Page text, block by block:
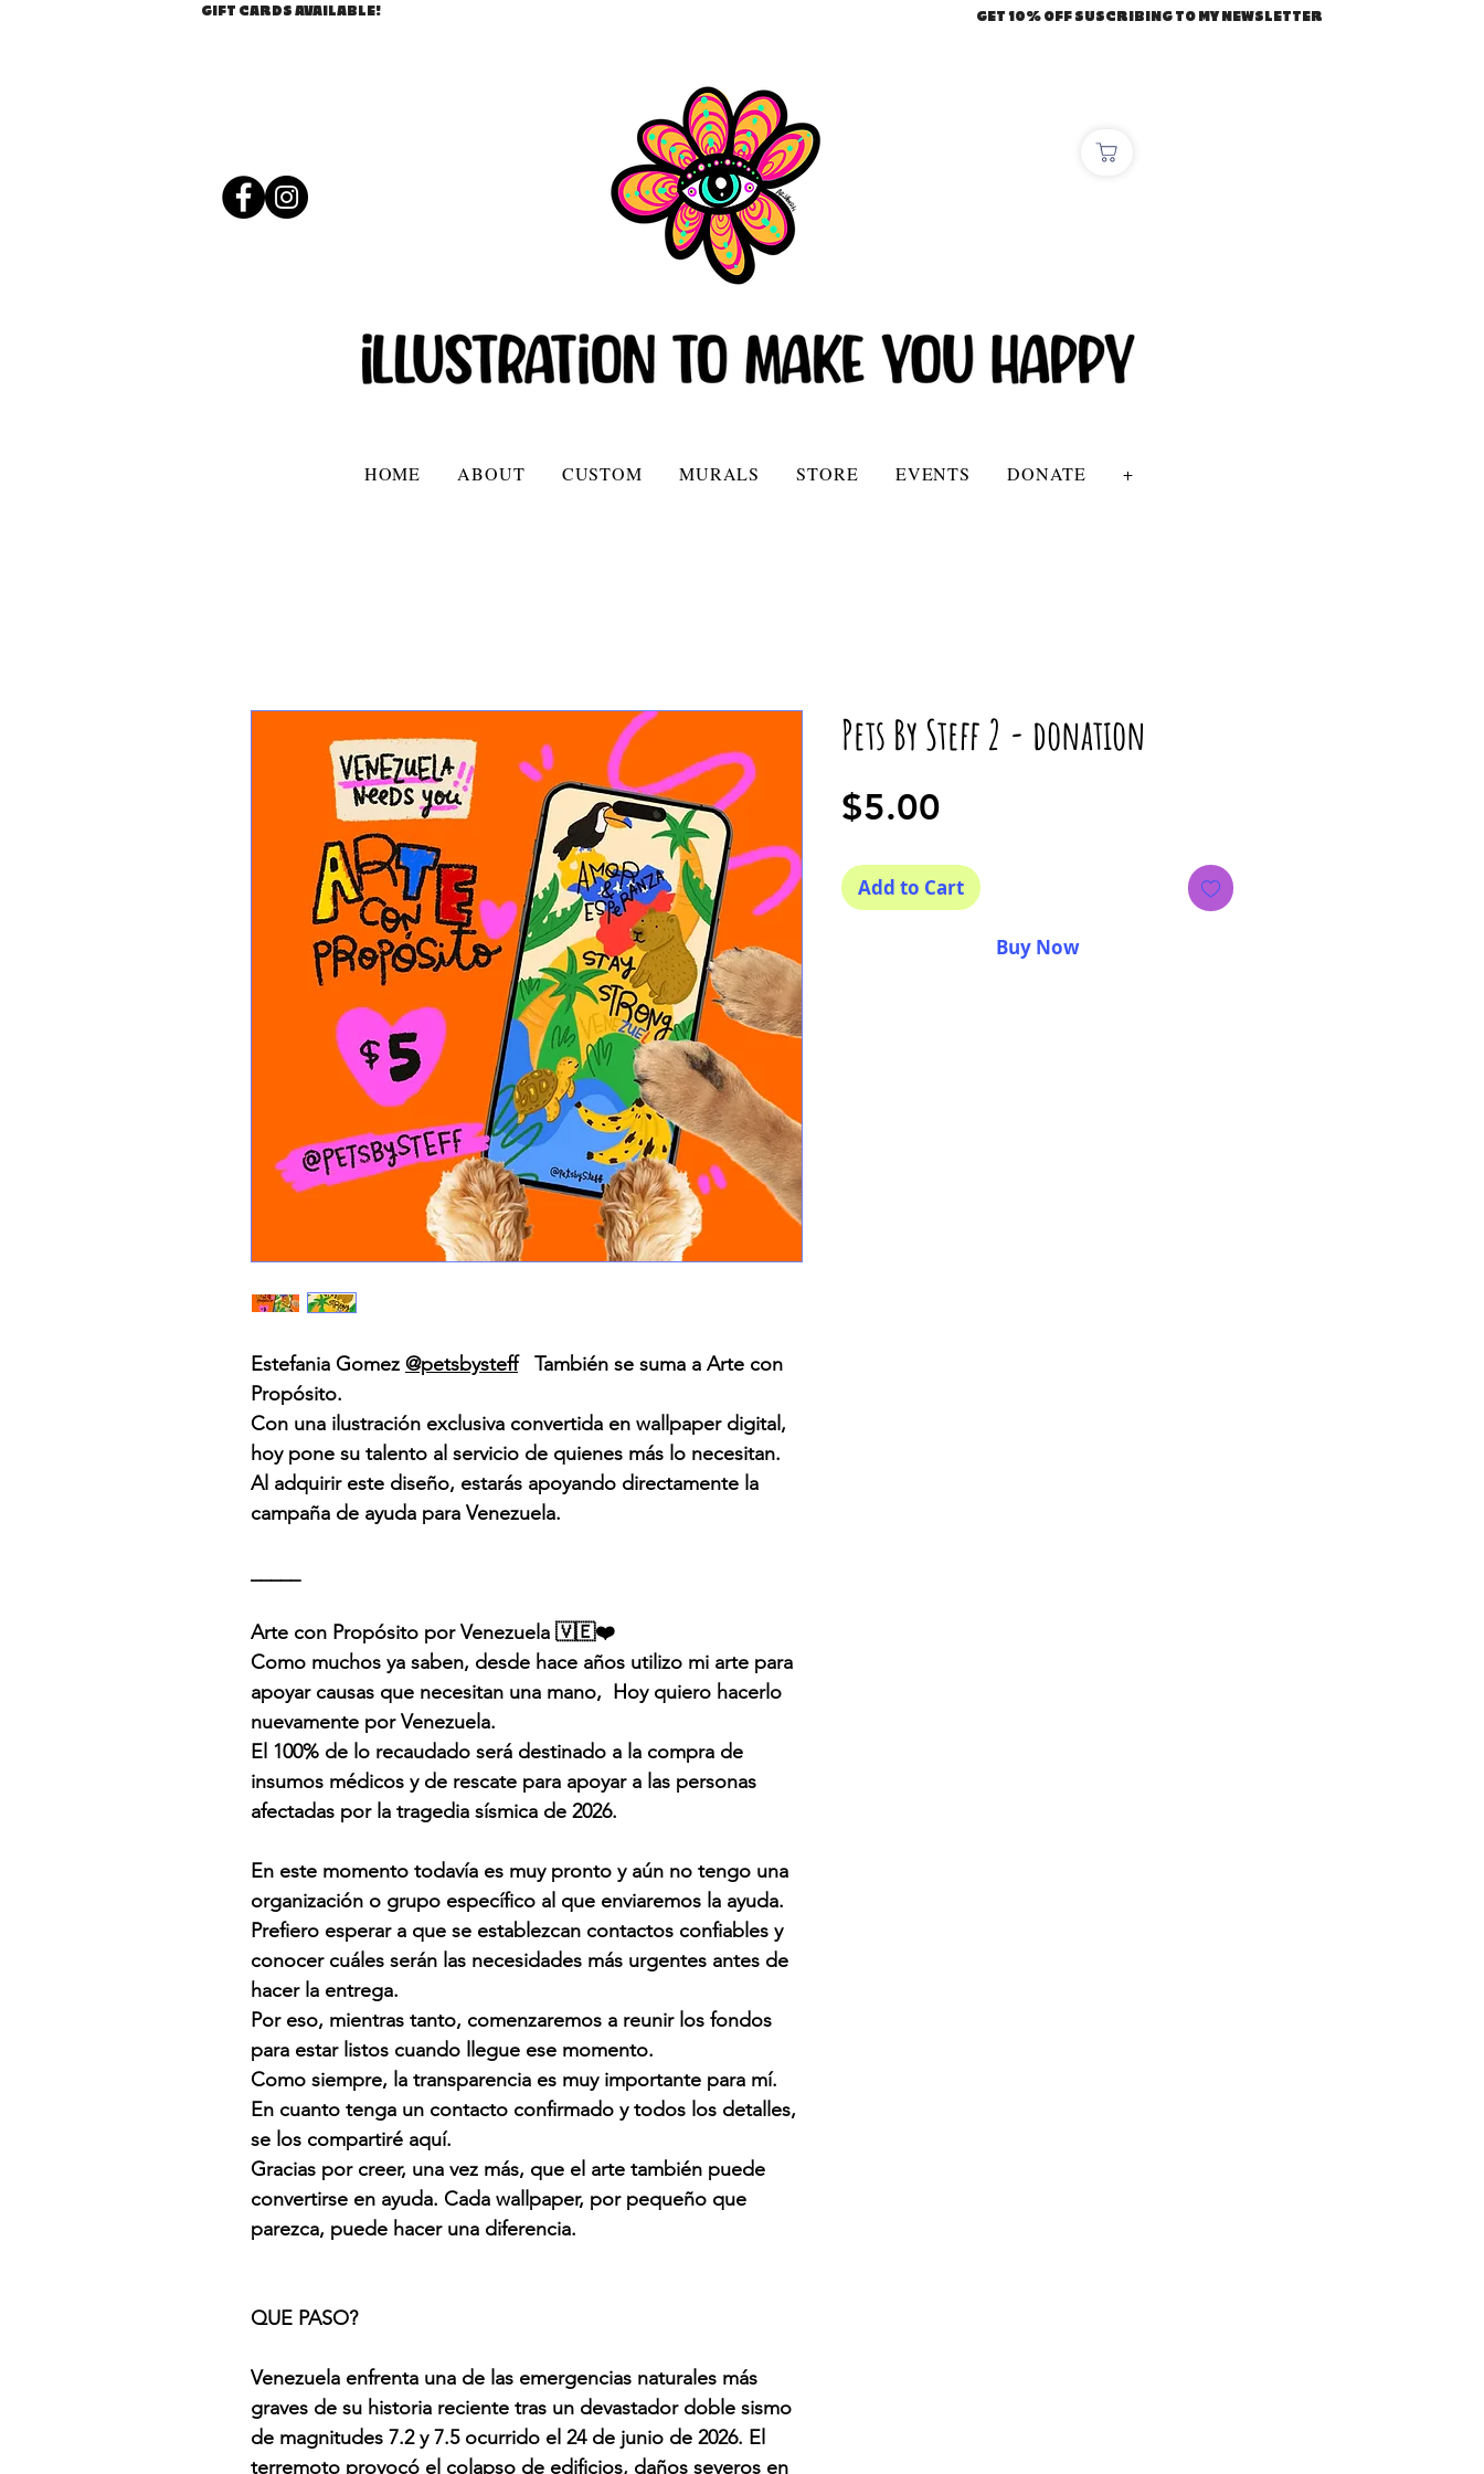
GIFT CARDS AVAILABLE! GET 10% OFF SUSCRIBING TO MY NEWSLETTER
HOME ABOUT CUSTOM MURALS STORE EVENTS DONATE +
Estefania Gomez @petsbysteffTambién se suma a Arte con
Propósito.
Con una ilustración exclusiva convertida en wallpaper digital,
hoy pone su talento al servicio de quienes más lo necesitan.
Al adquirir este diseño, estarás apoyando directamente la
campaña de ayuda para Venezuela.
Arte con Propósito por Venezuela 🇻🇪❤️
Como muchos ya saben, desde hace años utilizo mi arte para
apoyar causas que necesitan una mano, Hoy quiero hacerlo
nuevamente por Venezuela.
El 100% de lo recaudado será destinado a la compra de
insumos médicos y de rescate para apoyar a las personas
afectadas por la tragedia sísmica de 2026.
En este momento todavía es muy pronto y aún no tengo una
organización o grupo específico al que enviaremos la ayuda.
Prefiero esperar a que se establezcan contactos confiables y
conocer cuáles serán las necesidades más urgentes antes de
hacer la entrega.
Por eso, mientras tanto, comenzaremos a reunir los fondos
para estar listos cuando llegue ese momento.
Como siempre, la transparencia es muy importante para mí.
En cuanto tenga un contacto confirmado y todos los detalles,
se los compartiré aquí.
Gracias por creer, una vez más, que el arte también puede
convertirse en ayuda. Cada wallpaper, por pequeño que
parezca, puede hacer una diferencia.
QUE PASO?
Venezuela enfrenta una de las emergencias naturales más
graves de su historia reciente tras un devastador doble sismo
de magnitudes 7.2 y 7.5 ocurrido el 24 de junio de 2026. El
terremoto provocó el colapso de edificios, daños severos en
Pets By Steff 2 - donation
$5.00
Add to Cart
Buy Now